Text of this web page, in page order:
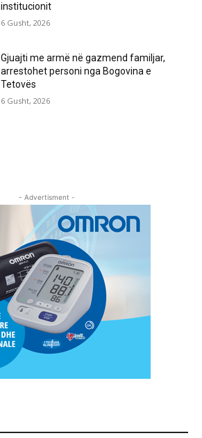
institucionit
6 Gusht, 2026
Gjuajti me armë në gazmend familjar,
arrestohet personi nga Bogovina e
Tetovës
6 Gusht, 2026
- Advertisment -